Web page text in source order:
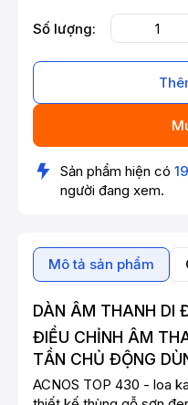
Số lượng:
Sản phẩm hiện có 19
người đang xem.
Mô tả sản phẩm
DÀN ÂM THANH DI
ĐIỀU CHỈNH ÂM
TẦN CHỦ ĐỘNG
ACNOS TOP 430 - loa